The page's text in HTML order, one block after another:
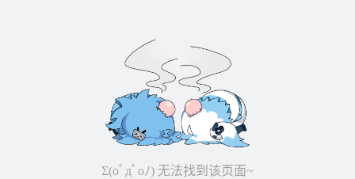
Σ(oﾟдﾟoﾉ) 无法找到该页面~